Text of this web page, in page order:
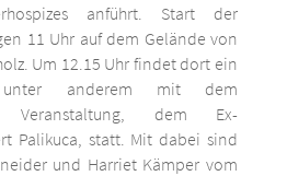
anführt. Start der
11 Uhr auf dem Gelände von
Um 12.15 Uhr findet dort ein
unter anderem mit dem
Veranstaltung, dem Ex-
Palikuca, statt. Mit dabei sind
und Harriet Kämper vom